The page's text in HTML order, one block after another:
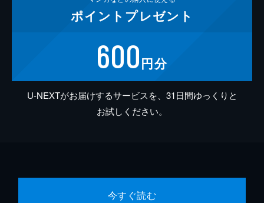
ポイント プレゼント
600円分
U-NEXTがお届けするサービスを、31日間ゆっくりと
お試しください。
今すぐ読む